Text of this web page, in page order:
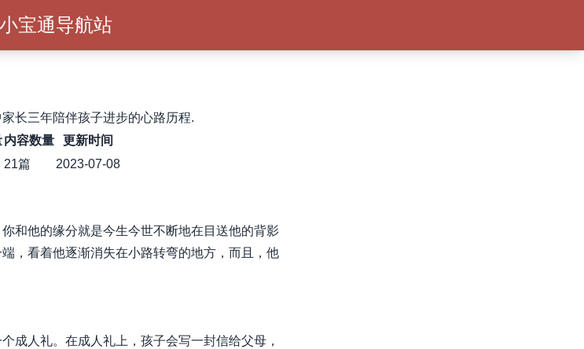
小宝通导航站
长三年陪伴孩子进步的心路历程.
内容数量
更新时间
21篇
2023-07-08
和他的缘分就是今生今世不断地在目送他的背影
，看着他逐渐消失在小路转弯的地方，而且，他
成人礼。在成人礼上，孩子会写一封信给父母，